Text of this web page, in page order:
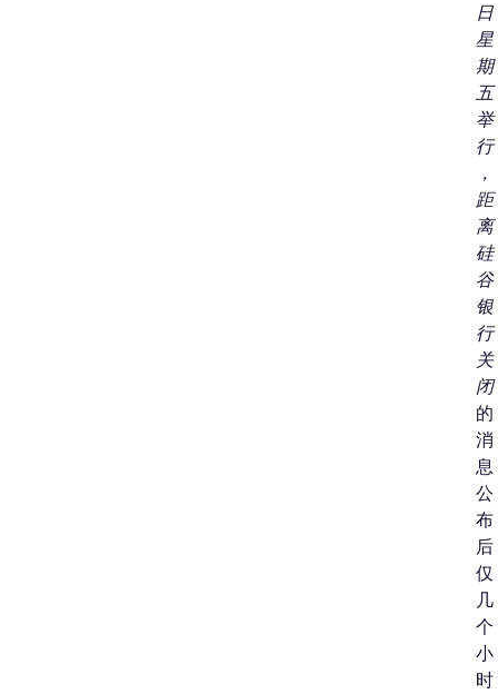
日
星
期
五
举
行
，
距
离
硅
谷
银
行
关
闭
的
消
息
公
布
后
仅
几
个
小
时